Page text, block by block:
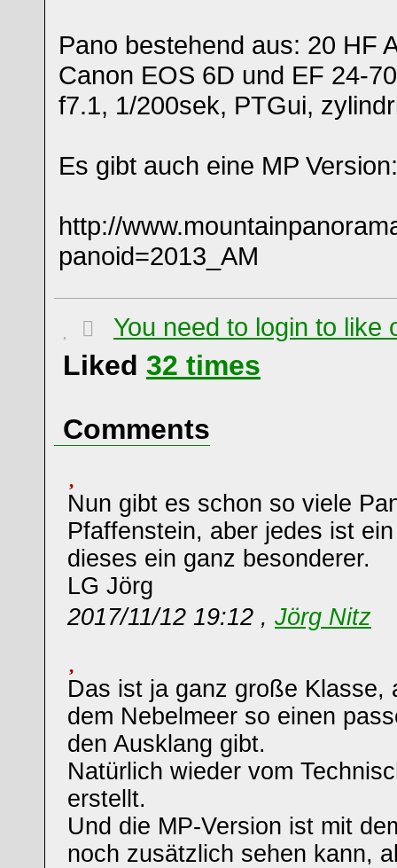
Pano bestehend aus: 20 HF
Canon EOS 6D und EF 24-
f7.1, 1/200sek, PTGui,
Es gibt auch eine MP Version:
http://
panoid=2013_AM
You need to login to like
Liked 32 times
Comments
Nun gibt es schon so viele
Pfaffenstein, aber jedes ist
dieses ein ganz besonderer.
LG Jörg
2017/11/12 19:12 , Jörg Nitz
Das ist ja ganz große Klasse,
dem Nebelmeer so einen
den Ausklang gibt.
Natürlich wieder vom
erstellt.
Und die MP-Version ist mit
noch zusätzlich sehen kann,